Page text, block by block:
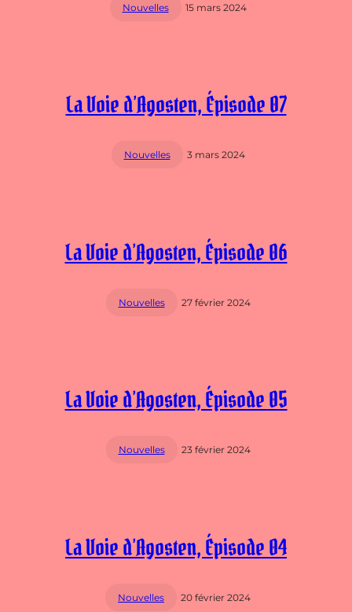
Nouvelles 15 mars 2024
La Voie d’Agosten, Épisode 07
Nouvelles 3 mars 2024
La Voie d’Agosten, Épisode 06
Nouvelles 27 février 2024
La Voie d’Agosten, Épisode 05
Nouvelles 23 février 2024
La Voie d’Agosten, Épisode 04
Nouvelles 20 février 2024